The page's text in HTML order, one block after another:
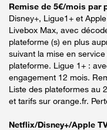
Remise de 5€/mois par
Disney+, Ligue1+ et
Livebox Max, avec
plateforme (s) en plus
suivant la mise en
plateforme. Ligue 1+ :
engagement 12 mois.
Liste des plateformes au
et tarifs sur orange.fr.
Netflix/Disney+/Apple